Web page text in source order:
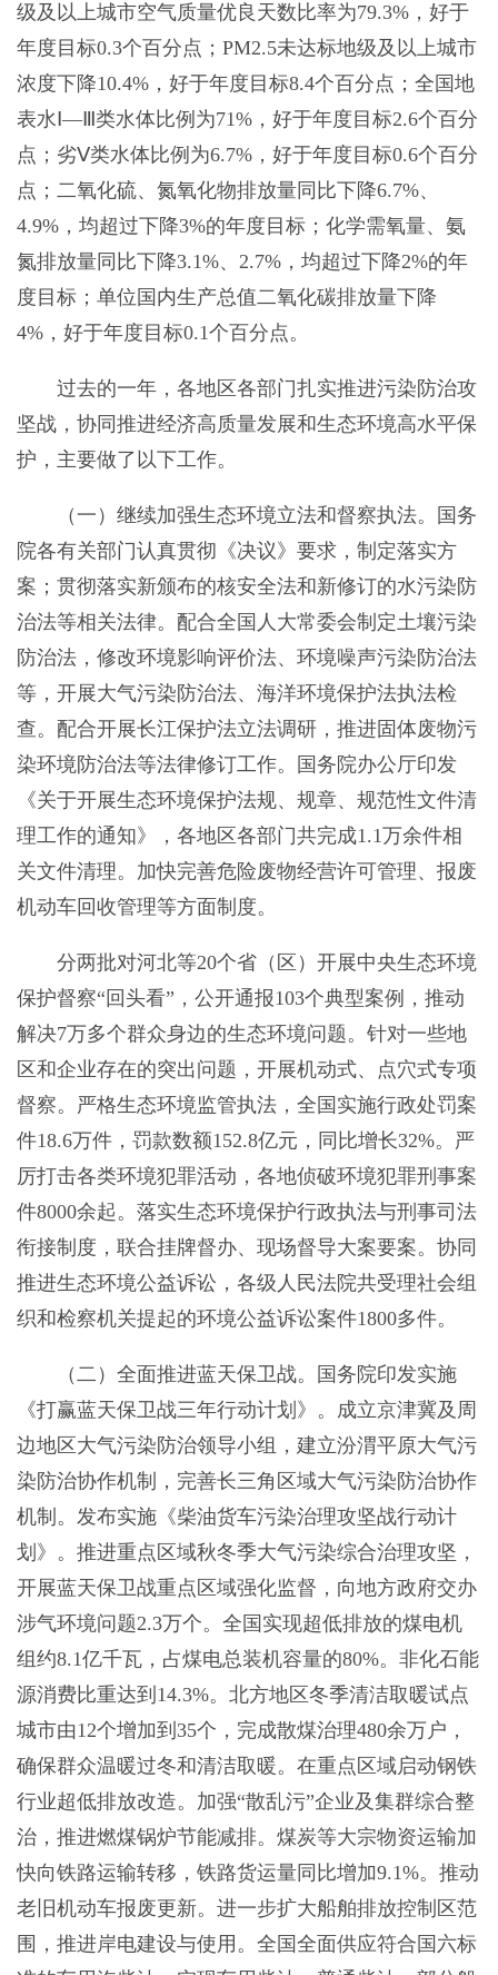
级及以上城市空气质量优良天数比率为79.3%，好于
年度目标0.3个百分点；PM2.5未达标地级及以上城市
浓度下降10.4%，好于年度目标8.4个百分点；全国地
表水Ⅰ—Ⅲ类水体比例为71%，好于年度目标2.6个百分
点；劣Ⅴ类水体比例为6.7%，好于年度目标0.6个百分
点；二氧化硫、氮氧化物排放量同比下降6.7%、
4.9%，均超过下降3%的年度目标；化学需氧量、氨
氮排放量同比下降3.1%、2.7%，均超过下降2%的年
度目标；单位国内生产总值二氧化碳排放量下降
4%，好于年度目标0.1个百分点。
过去的一年，各地区各部门扎实推进污染防治攻
坚战，协同推进经济高质量发展和生态环境高水平保
护，主要做了以下工作。
（一）继续加强生态环境立法和督察执法。国务
院各有关部门认真贯彻《决议》要求，制定落实方
案；贯彻落实新颁布的核安全法和新修订的水污染防
治法等相关法律。配合全国人大常委会制定土壤污染
防治法，修改环境影响评价法、环境噪声污染防治法
等，开展大气污染防治法、海洋环境保护法执法检
查。配合开展长江保护法立法调研，推进固体废物污
染环境防治法等法律修订工作。国务院办公厅印发
《关于开展生态环境保护法规、规章、规范性文件清
理工作的通知》，各地区各部门共完成1.1万余件相
关文件清理。加快完善危险废物经营许可管理、报废
机动车回收管理等方面制度。
分两批对河北等20个省（区）开展中央生态环境
保护督察“回头看”，公开通报103个典型案例，推动
解决7万多个群众身边的生态环境问题。针对一些地
区和企业存在的突出问题，开展机动式、点穴式专项
督察。严格生态环境监管执法，全国实施行政处罚案
件18.6万件，罚款数额152.8亿元，同比增长32%。严
厉打击各类环境犯罪活动，各地侦破环境犯罪刑事案
件8000余起。落实生态环境保护行政执法与刑事司法
衔接制度，联合挂牌督办、现场督导大案要案。协同
推进生态环境公益诉讼，各级人民法院共受理社会组
织和检察机关提起的环境公益诉讼案件1800多件。
（二）全面推进蓝天保卫战。国务院印发实施
《打赢蓝天保卫战三年行动计划》。成立京津冀及周
边地区大气污染防治领导小组，建立汾渭平原大气污
染防治协作机制，完善长三角区域大气污染防治协作
机制。发布实施《柴油货车污染治理攻坚战行动计
划》。推进重点区域秋冬季大气污染综合治理攻坚，
开展蓝天保卫战重点区域强化监督，向地方政府交办
涉气环境问题2.3万个。全国实现超低排放的煤电机
组约8.1亿千瓦，占煤电总装机容量的80%。非化石能
源消费比重达到14.3%。北方地区冬季清洁取暖试点
城市由12个增加到35个，完成散煤治理480余万户，
确保群众温暖过冬和清洁取暖。在重点区域启动钢铁
行业超低排放改造。加强“散乱污”企业及集群综合整
治，推进燃煤锅炉节能减排。煤炭等大宗物资运输加
快向铁路运输转移，铁路货运量同比增加9.1%。推动
老旧机动车报废更新。进一步扩大船舶排放控制区范
围，推进岸电建设与使用。全国全面供应符合国六标